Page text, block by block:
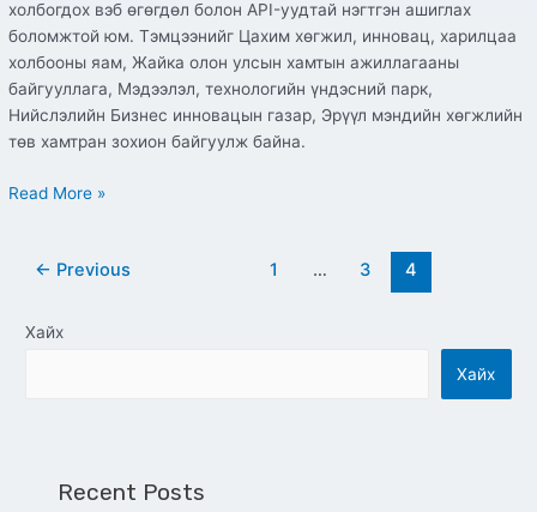
холбогдох вэб өгөгдөл болон API-уудтай нэгтгэн ашиглах
боломжтой юм. Тэмцээнийг Цахим хөгжил, инновац, харилцаа
холбооны яам, Жайка олон улсын хамтын ажиллагааны
байгууллага, Мэдээлэл, технологийн үндэсний парк,
Нийслэлийн Бизнес инновацын газар, Эрүүл мэндийн хөгжлийн
төв хамтран зохион байгуулж байна.
Read More »
← Previous 1 … 3 4
Хайх
Хайх
Recent Posts